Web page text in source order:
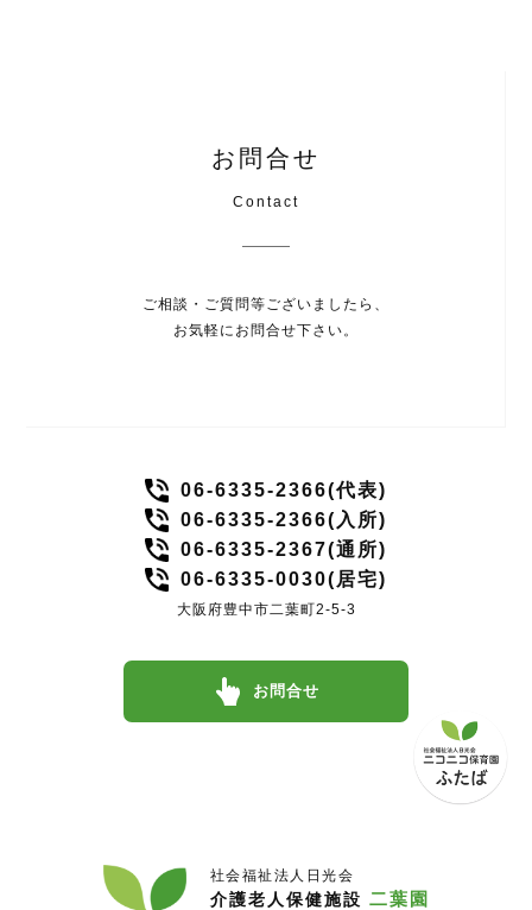
お問合せ
Contact
ご相談・ご質問等ございましたら、
お気軽にお問合せ下さい。
06-6335-2366(代表)
06-6335-2366(入所)
06-6335-2367(通所)
06-6335-0030(居宅)
大阪府豊中市二葉町2-5-3
お問合せ
社会福祉法人日光会
介護老人保健施設 二葉園